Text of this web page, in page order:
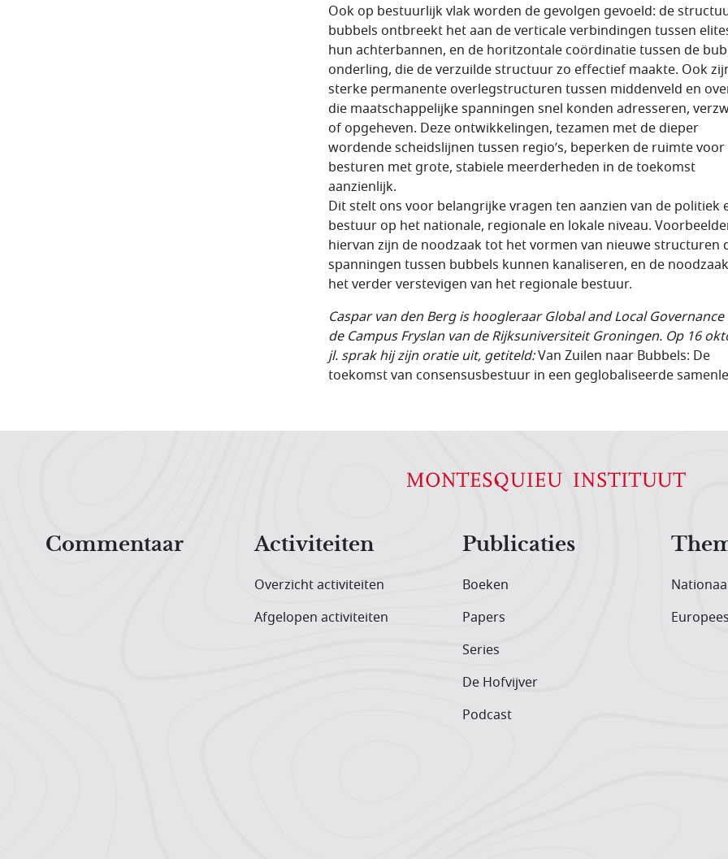
Ook op bestuurlijk vlak worden de gevolgen gevoeld: de
bubbels ontbreekt het aan de verticale verbindingen tussen
hun achterbannen, en de horitzontale coördinatie tussen de
onderling, die de verzuilde structuur zo effectief maakte. Ook
sterke permanente overlegstructuren tussen middenveld en
die maatschappelijke spanningen snel konden adresseren,
of opgeheven. Deze ontwikkelingen, tezamen met de dieper
wordende scheidslijnen tussen regio’s, beperken de ruimte
besturen met grote, stabiele meerderheden in de toekomst
aanzienlijk.
Dit stelt ons voor belangrijke vragen ten aanzien van de politiek
bestuur op het nationale, regionale en lokale niveau.
hiervan zijn de noodzaak tot het vormen van nieuwe structuren
spanningen tussen bubbels kunnen kanaliseren, en de
het verder verstevigen van het regionale bestuur.
Caspar van den Berg is hoogleraar Global and Local Governance
de Campus Fryslan van de Rijksuniversiteit Groningen. Op 16
jl. sprak hij zijn oratie uit, getiteld:Van Zuilen naar Bubbels: De
toekomst van consensusbestuur in een geglobaliseerde
Commentaar
Activiteiten
Overzicht activiteiten
Afgelopen activiteiten
Publicaties
Boeken
Papers
Series
De Hofvijver
Podcast
Europees